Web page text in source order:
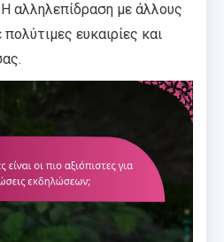
αλληλεπίδραση με άλλους
ευκαιρίες και